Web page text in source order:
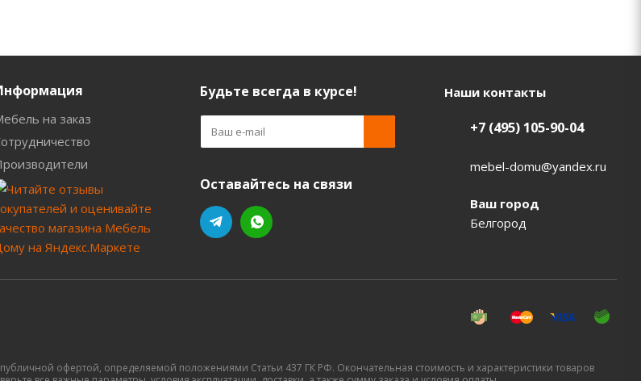
на заказ
Будьте всегда в курсе!
Оставайтесь на связи
Наши контакты
+7 (495) 105-90-04
mebel-domu@yandex.ru
Ваш город
Белгород
офертой, определяемой положениями Статьи 437 ГК РФ. Окончательная стоимость и характеристики товаров